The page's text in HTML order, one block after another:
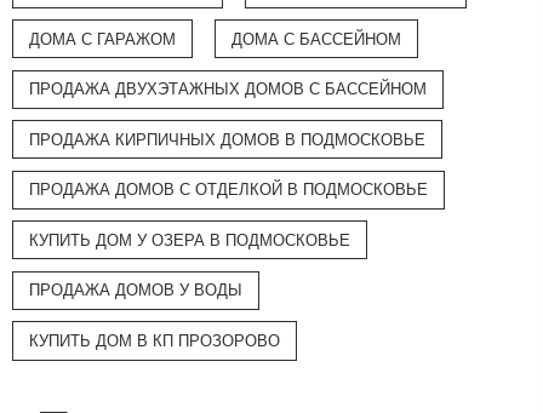
ДОМА С ГАРАЖОМ ДОМА С БАССЕЙНОМ
ПРОДАЖА ДВУХЭТАЖНЫХ ДОМОВ С БАССЕЙНОМ
ПРОДАЖА КИРПИЧНЫХ ДОМОВ В ПОДМОСКОВЬЕ
ПРОДАЖА ДОМОВ С ОТДЕЛКОЙ В ПОДМОСКОВЬЕ
КУПИТЬ ДОМ У ОЗЕРА В ПОДМОСКОВЬЕ
ПРОДАЖА ДОМОВ У ВОДЫ
КУПИТЬ ДОМ В КП ПРОЗОРОВО